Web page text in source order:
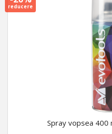
reducere
Spray vopsea 400